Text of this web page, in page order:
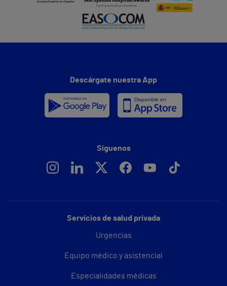
Servicios de salud privada
Urgencias
Equipo médico y asistencial
Especialidades médicas
Descárgate nuestra App
Síguenos